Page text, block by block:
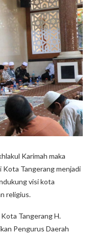
Karimah maka
Kota Tangerang menjadi
visi kota
religius.
Tangerang H.
Pengurus Daerah